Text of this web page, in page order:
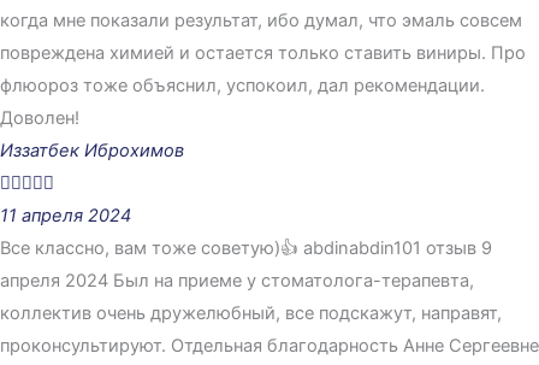
когда мне показали результат, ибо думал, что эмаль совсем
повреждена химией и остается только ставить виниры. Про
флюороз тоже объяснил, успокоил, дал рекомендации.
Доволен!
Иззатбек Иброхимов

11 апреля 2024
Все классно, вам тоже советую)👍 abdinabdin101 отзыв 9
апреля 2024 Был на приеме у стоматолога-терапевта,
коллектив очень дружелюбный, все подскажут, направят,
проконсультируют. Отдельная благодарность Анне Сергеевне